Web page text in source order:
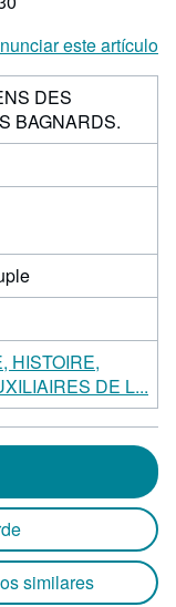
este artículo
DES
BAGNARDS.
HISTOIRE,
DE L...
similares